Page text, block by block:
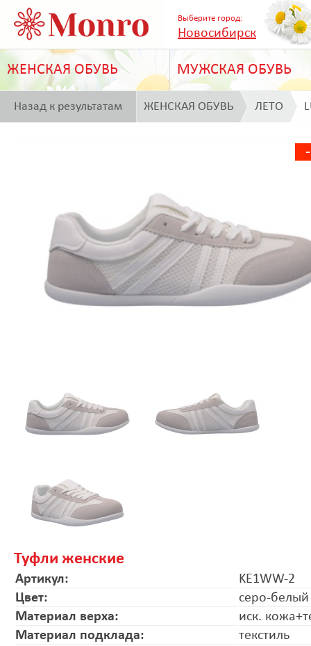
Выберите город:
Новосибирск
ЖЕНСКАЯ ОБУВЬ МУЖСКАЯ ОБУВЬ
Назад к результатам ЖЕНСКАЯ ОБУВЬ ЛЕТО
Туфли женские
Артикул:
KE1WW-2
Цвет:
серо-белый
Материал верха:
иск.
Материал подклада:
текстиль